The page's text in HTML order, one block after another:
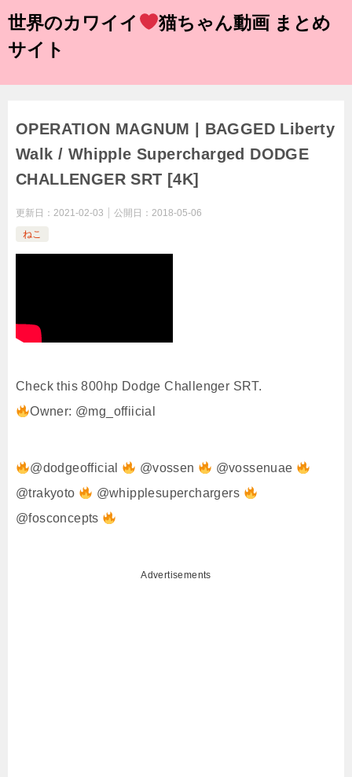
世界のカワイイ
猫ちゃん動画 まとめ
サイト
OPERATION MAGNUM | BAGGED Liberty
Walk / Whipple Supercharged DODGE
CHALLENGER SRT [4K]
更新日： 2021-02-03 公開日： 2018-05-06
ねこ
Check this 800hp Dodge Challenger SRT.
Owner: @mg_offiicial
@dodgeofficial @vossen
@vossenuae
@trakyoto
@whipplesuperchargers
@fosconcepts
Advertisements